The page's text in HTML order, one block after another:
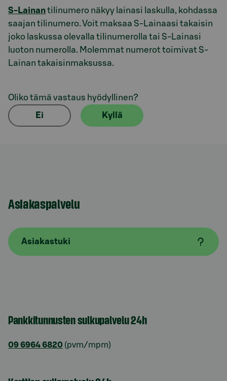
S-Lainantilinumero näkyy lainasi laskulla, kohdassa
saajan tilinumero. Voit maksaa S-Lainaasi takaisin
joko laskussa olevalla tilinumerolla tai S-Lainasi
luoton numerolla. Molemmat numerot toimivat S-
Lainan takaisinmaksussa.
Oliko tämä vastaus hyödyllinen?
Ei Kyllä
Asiakaspalvelu
Asiakastuki
Pankkitunnusten sulkupalvelu 24h
09 6964 6820 (pvm/mpm)